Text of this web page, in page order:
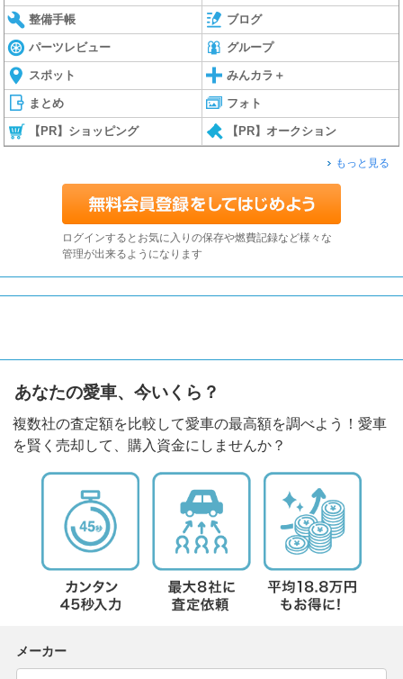
整備手帳 ブログ
パーツレビュー グループ
スポット みんカラ＋
まとめ フォト
【PR】ショッピング 【PR】オークション
もっと見る
ログインするとお気に入りの保存や燃費記録など様々な
管理が出来るようになります
あなたの愛車、今いくら？
複数社の査定額を比較して愛車の最高額を調べよう！愛車
を賢く売却して、購入資金にしませんか？
メーカー